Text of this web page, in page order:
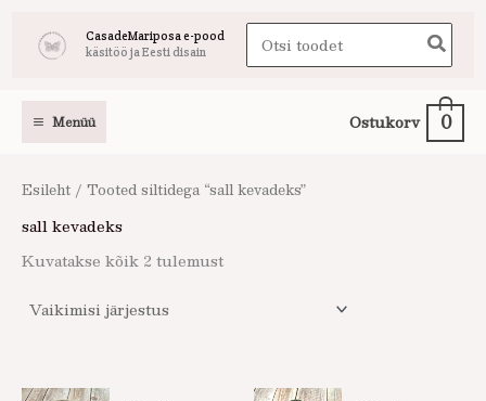
CasadeMariposa e-pood
käsitöö ja Eesti disain
Search
for:
Menüü Ostukorv 0
Esileht / Tooted siltidega “sall kevadeks”
sall kevadeks
Kuvatakse kõik 2 tulemust